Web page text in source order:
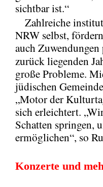
sichtbar ist.“
Zahlreiche
NRW selbst,
auch
zurück liegenden
große Probleme.
jüdischen
„Motor der
sich erleichtert.
Schatten springen,
ermöglichen“, so
Konzerte und